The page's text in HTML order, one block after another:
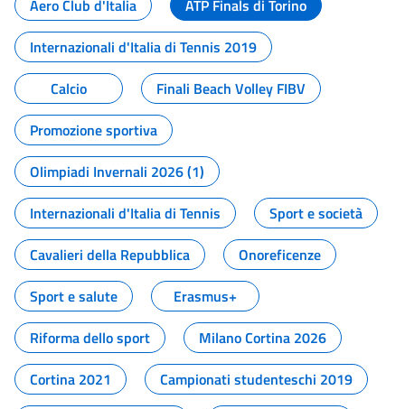
Aero Club d'Italia
ATP Finals di Torino
Internazionali d'Italia di Tennis 2019
Calcio
Finali Beach Volley FIBV
Promozione sportiva
Olimpiadi Invernali 2026 (1)
Internazionali d'Italia di Tennis
Sport e società
Cavalieri della Repubblica
Onoreficenze
Sport e salute
Erasmus+
Riforma dello sport
Milano Cortina 2026
Cortina 2021
Campionati studenteschi 2019